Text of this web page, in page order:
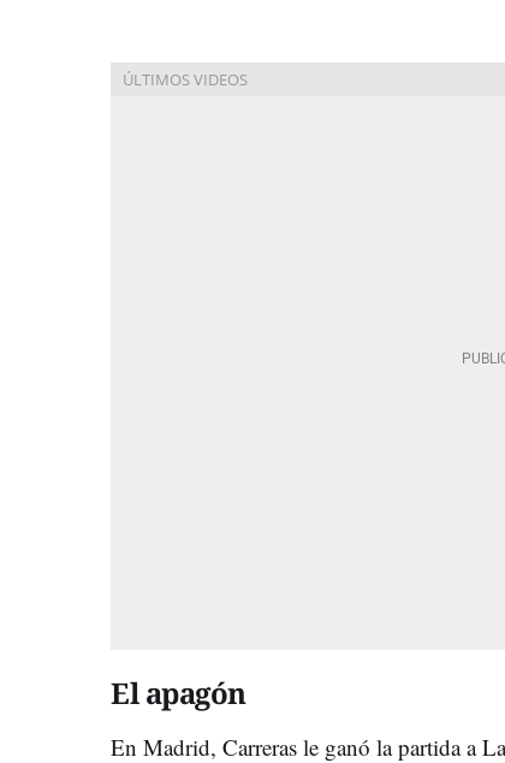
El apagón
En Madrid, Carreras le ganó la partida a